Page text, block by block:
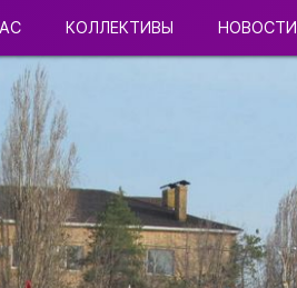
КОЛЛЕКТИВЫ НОВОСТИ